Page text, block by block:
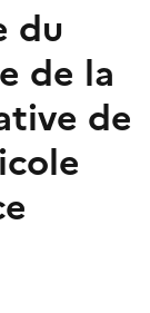
du
de la
de